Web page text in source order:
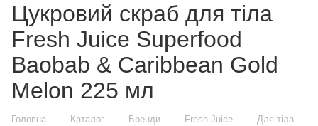
Цукровий скраб для тіла
Fresh Juice Superfood
Baobab & Caribbean Gold
Melon 225 мл
Головна — Каталог — Бренди — Fresh Juice — Для тіла